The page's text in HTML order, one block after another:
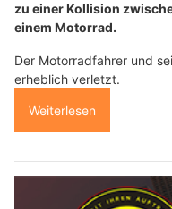
zu einer Kollision
einem Motorrad.
Der Motorradfahrer und
erheblich verletzt.
Weiterlesen